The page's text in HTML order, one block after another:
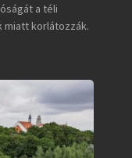
a téli
miatt korlátozzák.